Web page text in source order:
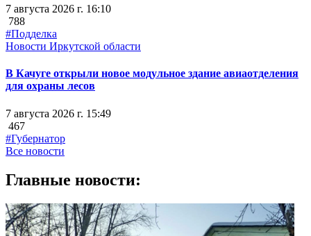
7 августа 2026 г. 16:10
788
#Подделка
Новости Иркутской области
В Качуге открыли новое модульное здание авиаотделения
для охраны лесов
7 августа 2026 г. 15:49
467
#Губернатор
Все новости
Главные новости: